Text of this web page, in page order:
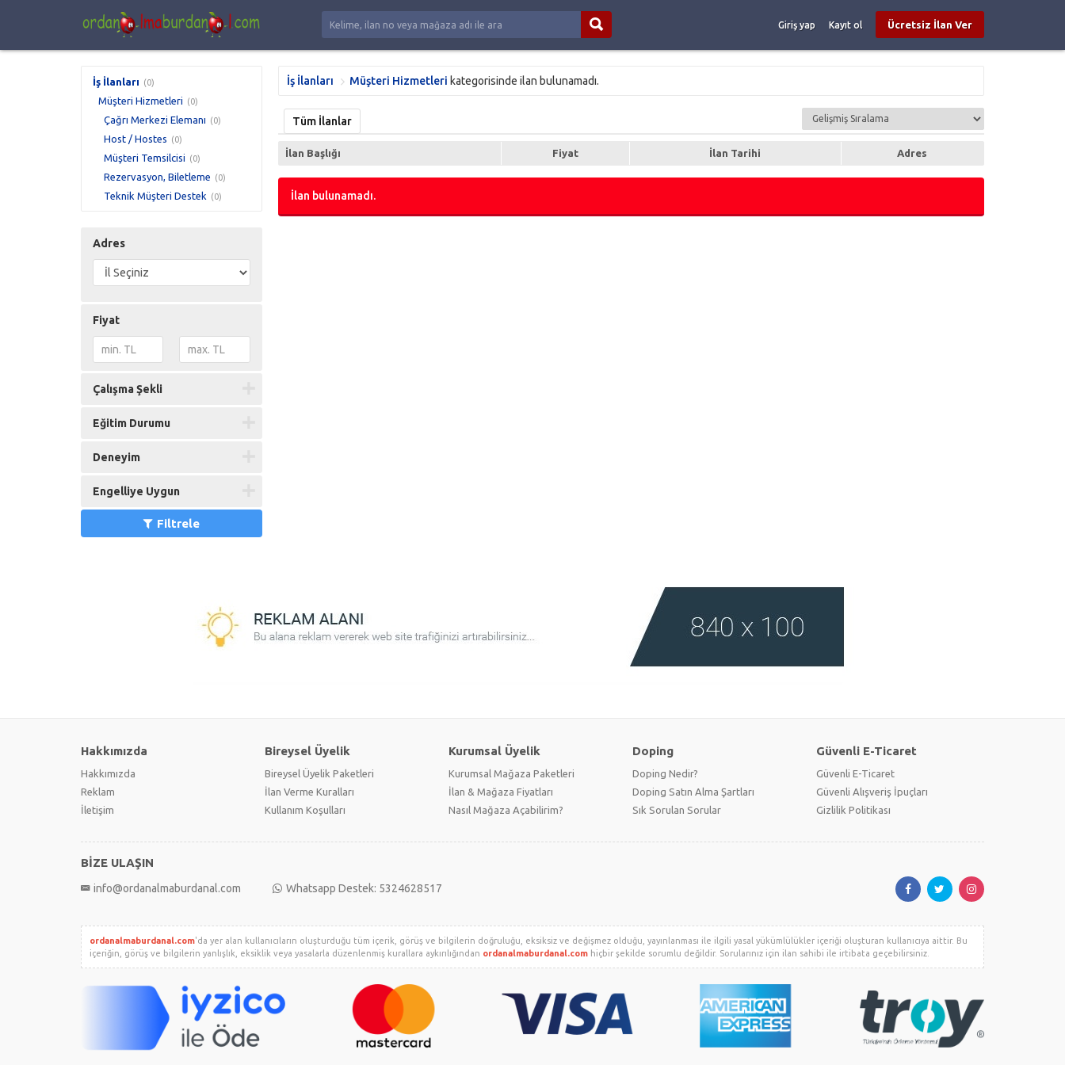
Giriş yap Kayıt ol Ücretsiz İlan Ver
İş İlanları (0)
Müşteri Hizmetleri (0)
Çağrı Merkezi Elemanı (0)
Host / Hostes (0)
Müşteri Temsilcisi (0)
Rezervasyon, Biletleme (0)
Teknik Müşteri Destek (0)
Adres
Fiyat
Çalışma Şekli
Eğitim Durumu
Deneyim
Engelliye Uygun
Filtrele
İş İlanları Müşteri Hizmetleri kategorisinde ilan bulunamadı.
Tüm İlanlar
İlan Başlığı Fiyat İlan Tarihi Adres
İlan bulunamadı.
Hakkımızda
Hakkımızda
Reklam
İletişim
Bireysel Üyelik
Bireysel Üyelik Paketleri
İlan Verme Kuralları
Kullanım Koşulları
Kurumsal Üyelik
Kurumsal Mağaza Paketleri
İlan & Mağaza Fiyatları
Nasıl Mağaza Açabilirim?
Doping
Doping Nedir?
Doping Satın Alma Şartları
Sık Sorulan Sorular
Güvenli E-Ticaret
Güvenli E-Ticaret
Güvenli Alışveriş İpuçları
Gizlilik Politikası
BİZE ULAŞIN
info@ordanalmaburdanal.com Whatsapp Destek: 5324628517
ordanalmaburdanal.com'da yer alan kullanıcıların oluşturduğu tüm içerik, görüş ve bilgilerin doğruluğu, eksiksiz ve değişmez olduğu, yayınlanması ile ilgili yasal yükümlülükler içeriği oluşturan kullanıcıya aittir. Bu
içeriğin, görüş ve bilgilerin yanlışlık, eksiklik veya yasalarla düzenlenmiş kurallara aykırılığından ordanalmaburdanal.com hiçbir şekilde sorumlu değildir. Sorularınız için ilan sahibi ile irtibata geçebilirsiniz.